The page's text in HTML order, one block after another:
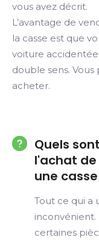
vous avez décrit.
L’avantage de
la casse est que
voiture
double sens.
acheter.
Quels
l'achat
une
Tout ce qui a
certaines